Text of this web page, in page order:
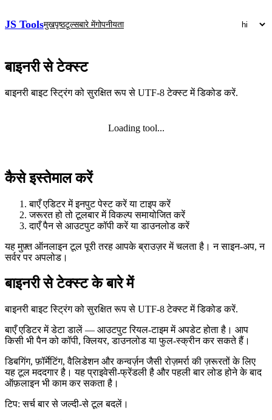
JS Toolsमुखपृष्ठटूल्सबारे मेंगोपनीयता
बाइनरी से टेक्स्ट
बाइनरी बाइट स्ट्रिंग को सुरक्षित रूप से UTF‑8 टेक्स्ट में डिकोड करें.
Loading tool...
कैसे इस्तेमाल करें
बाएँ एडिटर में इनपुट पेस्ट करें या टाइप करें
जरूरत हो तो टूलबार में विकल्प समायोजित करें
दाएँ पैन से आउटपुट कॉपी करें या डाउनलोड करें
यह मुफ़्त ऑनलाइन टूल पूरी तरह आपके ब्राउज़र में चलता है। न साइन‑अप, न
सर्वर पर अपलोड।
बाइनरी से टेक्स्ट के बारे में
बाइनरी बाइट स्ट्रिंग को सुरक्षित रूप से UTF‑8 टेक्स्ट में डिकोड करें.
बाएँ एडिटर में डेटा डालें — आउटपुट रियल‑टाइम में अपडेट होता है। आप
किसी भी पैन को कॉपी, क्लियर, डाउनलोड या फुल‑स्क्रीन कर सकते हैं।
डिबगिंग, फ़ॉर्मेटिंग, वैलिडेशन और कन्वर्ज़न जैसी रोज़मर्रा की ज़रूरतों के लिए
यह टूल मददगार है। यह प्राइवेसी‑फ्रेंडली है और पहली बार लोड होने के बाद
ऑफ़लाइन भी काम कर सकता है।
टिप: सर्च बार से जल्दी‑से टूल बदलें।